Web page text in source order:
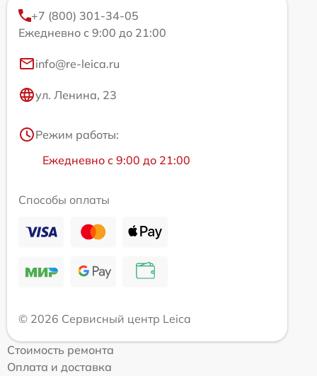
+7 (800) 301-34-05
Ежедневно с 9:00 до 21:00
info@re-leica.ru
ул. Ленина, 23
Режим работы:
Ежедневно с 9:00 до 21:00
Способы оплаты
© 2026 Сервисный центр Leica
Стоимость ремонта
Оплата и доставка